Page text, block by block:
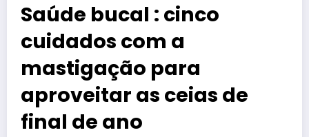
Saúde bucal : cinco
cuidados com a
mastigação para
aproveitar as ceias de
final de ano